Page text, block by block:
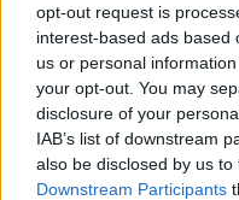
opt-out request is
interest-based ads based
us or personal
your opt-out. You may
disclosure of your
IAB’s list of downstream
also be disclosed by us
Downstream Participants
Gasthof
Kirchenstraße 7
Rechnitz Bauhof
Badergasse 3